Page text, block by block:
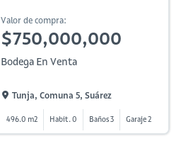
Valor de compra:
$750,000,000
Bodega En Venta
Tunja, Comuna 5, Suárez
496.0 m2 Habit. 0 Baños 3 Garaje 2